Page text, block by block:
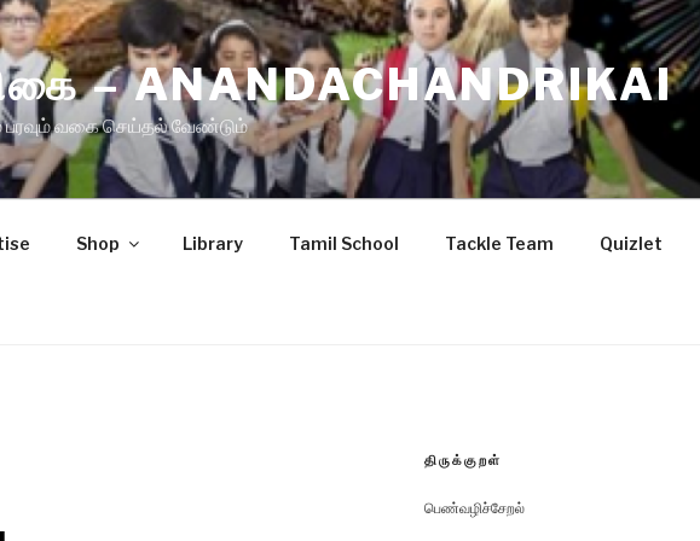
– ANANDACHANDRIKAI
பரவும் வகை செய்தல் வேண்டும்
Shop Library Tamil School Tackle Team Quizlet
திருக்குறள்
பெண்வழிச்சேறல்